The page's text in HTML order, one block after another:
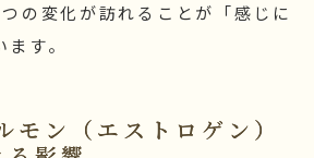
の変化が訪れることが「感じに
す。
ン（エストロゲン）